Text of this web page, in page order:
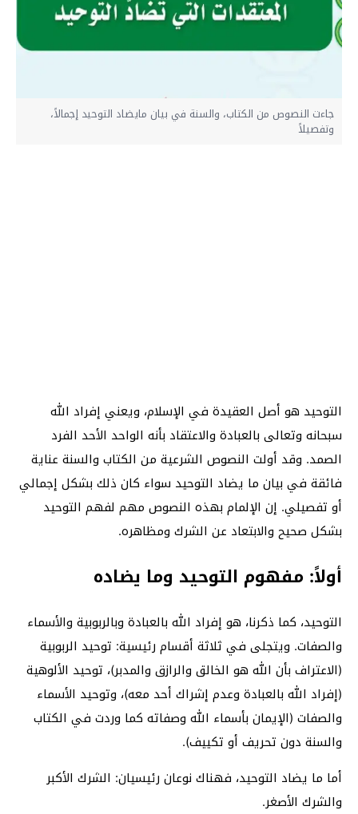
جاءت النصوص من الكتاب، والسنة في بيان مايضاد التوحيد إجمالاً،
وتفصيلاً
التوحيد هو أصل العقيدة في الإسلام، ويعني إفراد الله
سبحانه وتعالى بالعبادة والاعتقاد بأنه الواحد الأحد الفرد
الصمد. وقد أولت النصوص الشرعية من الكتاب والسنة عناية
فائقة في بيان ما يضاد التوحيد سواء كان ذلك بشكل إجمالي
أو تفصيلي. إن الإلمام بهذه النصوص مهم لفهم التوحيد
بشكل صحيح والابتعاد عن الشرك ومظاهره.
أولاً: مفهوم التوحيد وما يضاده
التوحيد، كما ذكرنا، هو إفراد الله بالعبادة وبالربوبية والأسماء
والصفات. ويتجلى في ثلاثة أقسام رئيسية: توحيد الربوبية
(الاعتراف بأن الله هو الخالق والرازق والمدبر)، توحيد الألوهية
(إفراد الله بالعبادة وعدم إشراك أحد معه)، وتوحيد الأسماء
والصفات (الإيمان بأسماء الله وصفاته كما وردت في الكتاب
والسنة دون تحريف أو تكييف).
أما ما يضاد التوحيد، فهناك نوعان رئيسيان: الشرك الأكبر
والشرك الأصغر.